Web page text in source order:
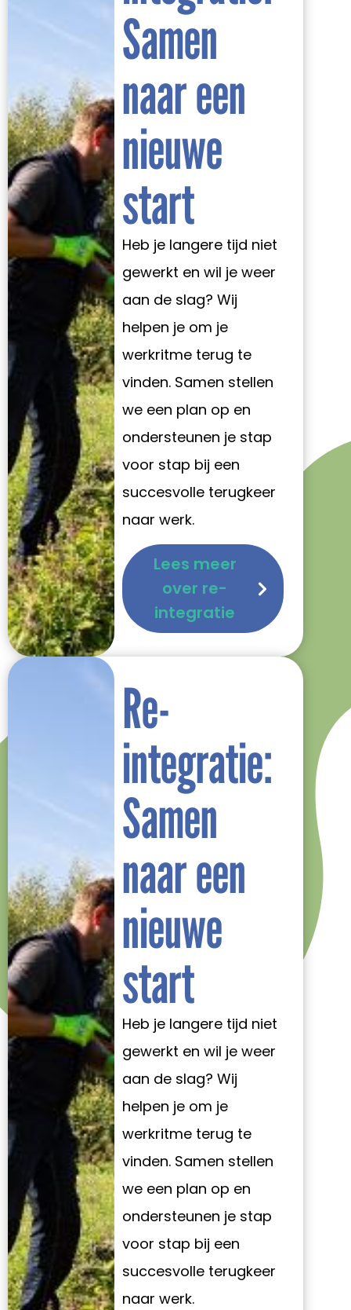
Samen
naar een
nieuwe
start
Heb je langere tijd niet
gewerkt en wil je weer
aan de slag? Wij
helpen je om je
werkritme terug te
vinden. Samen stellen
we een plan op en
ondersteunen je stap
voor stap bij een
succesvolle terugkeer
naar werk.
Lees meer
over re-
integratie
Re-
integratie:
Samen
naar een
nieuwe
start
Heb je langere tijd niet
gewerkt en wil je weer
aan de slag? Wij
helpen je om je
werkritme terug te
vinden. Samen stellen
we een plan op en
ondersteunen je stap
voor stap bij een
succesvolle terugkeer
naar werk.